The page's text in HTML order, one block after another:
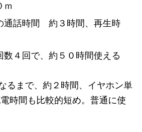
ｍ
通話時間 約３時間、再生時
数４回で、約５０時間使える
るまで、約２時間、イヤホン単
時間も比較的短め。普通に使